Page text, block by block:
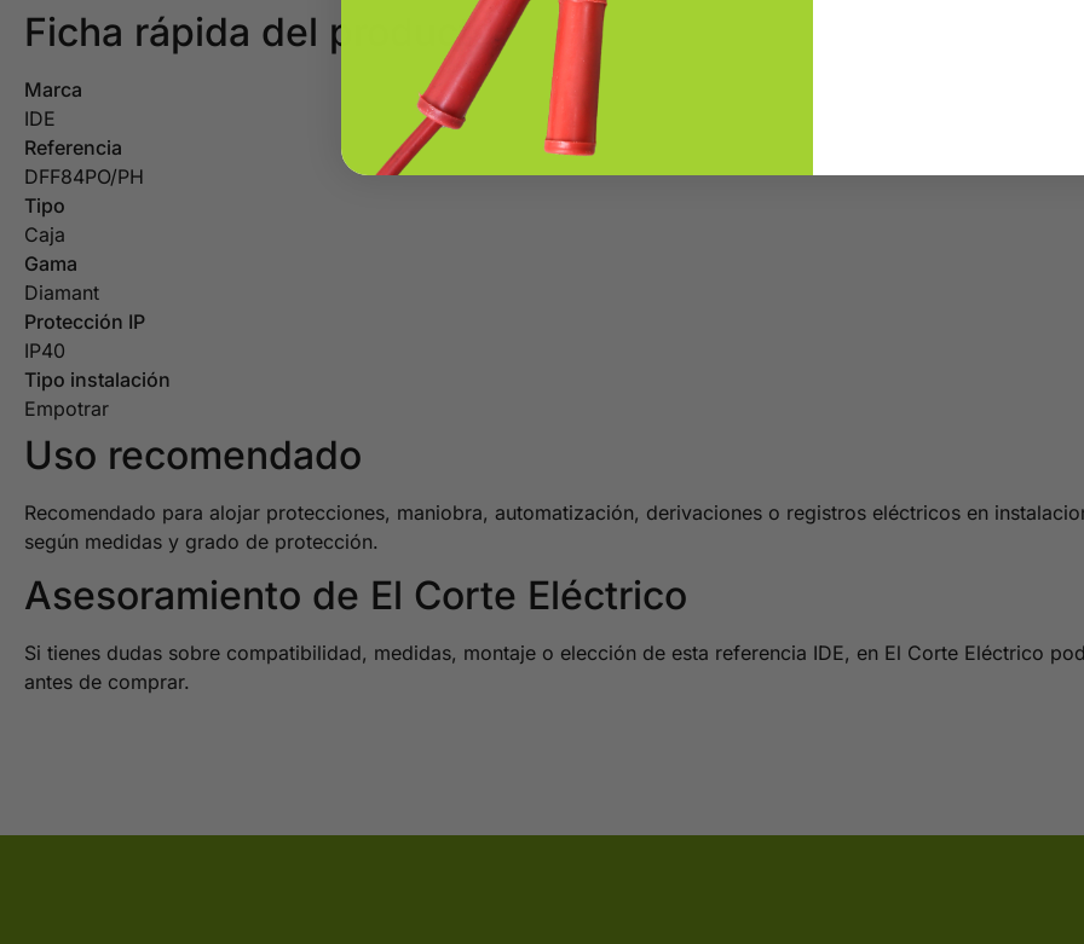
Ficha rápida del producto
Marca
IDE
Referencia
DFF84PO/PH
Tipo
Caja
Gama
Diamant
Protección IP
IP40
Tipo instalación
Empotrar
Uso recomendado
Recomendado para alojar protecciones, maniobra, automatización, derivaciones o registros eléctricos en
según medidas y grado de protección.
Asesoramiento de El Corte Eléctrico
Si tienes dudas sobre compatibilidad, medidas, montaje o elección de esta referencia IDE, en El Corte Eléctrico
antes de comprar.